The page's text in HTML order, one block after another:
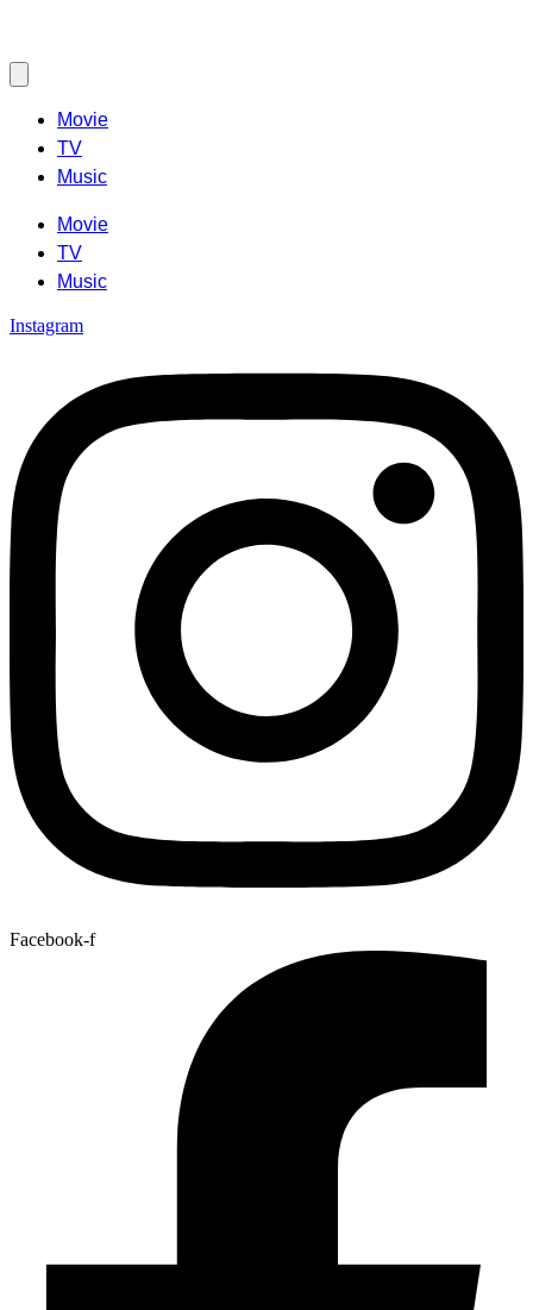
Movie
TV
Music
Movie
TV
Music
Instagram
Facebook-f